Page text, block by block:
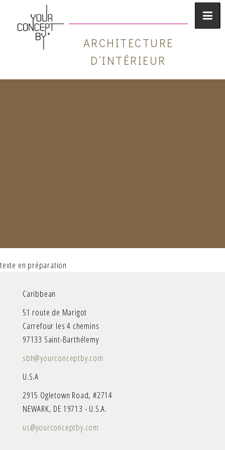
ARCHITECTURE
D’INTÉRIEUR
texte en préparation
Caribbean
51 route de Marigot
Carrefour les 4 chemins
97133 Saint-Barthélemy
sbh@yourconceptby.com
U.S.A
2915 Ogletown Road, #2714
NEWARK, DE 19713 - U.S.A.
us@yourconceptby.com